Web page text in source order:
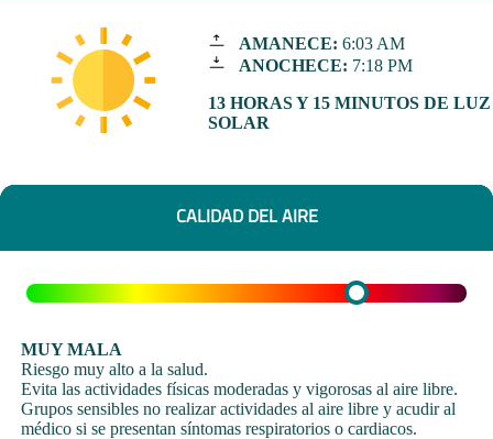
AMANECE: 6:03 AM
ANOCHECE: 7:18 PM
13 HORAS Y 15 MINUTOS DE LUZ
SOLAR
CALIDAD DEL AIRE
MUY MALA
Riesgo muy alto a la salud.
Evita las actividades físicas moderadas y vigorosas al aire libre.
Grupos sensibles no realizar actividades al aire libre y acudir al
médico si se presentan síntomas respiratorios o cardiacos.